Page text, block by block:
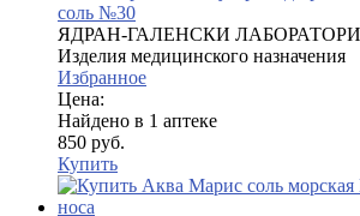
соль №30
ЯДРАН-ГАЛЕНСКИ
Изделия медицинского назначения
Избранное
Цена:
Найдено в 1 аптеке
850 руб.
Купить